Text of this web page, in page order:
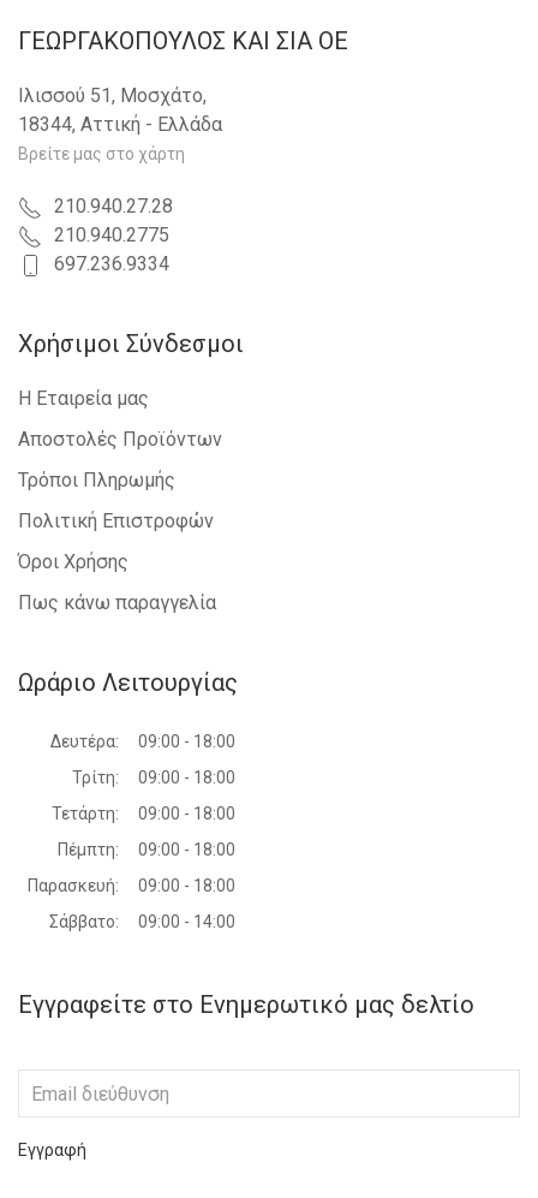
ΓΕΩΡΓΑΚΟΠΟΥΛΟΣ KAI ΣΙΑ OE
Ιλισσού 51, Μοσχάτο,
18344, Αττική - Ελλάδα
Βρείτε μας στο χάρτη
210.940.27.28
210.940.2775
697.236.9334
Χρήσιμοι Σύνδεσμοι
Η Εταιρεία μας
Αποστολές Προϊόντων
Τρόποι Πληρωμής
Πολιτική Επιστροφών
Όροι Χρήσης
Πως κάνω παραγγελία
Ωράριο Λειτουργίας
Δευτέρα:
09:00 - 18:00
Τρίτη:
09:00 - 18:00
Τετάρτη:
09:00 - 18:00
Πέμπτη:
09:00 - 18:00
Παρασκευή:
09:00 - 18:00
Σάββατο:
09:00 - 14:00
Εγγραφείτε στο Ενημερωτικό μας δελτίο
Εγγραφή